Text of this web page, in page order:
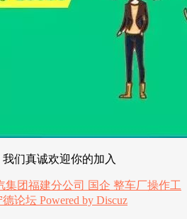
我们真诚欢迎你的加入